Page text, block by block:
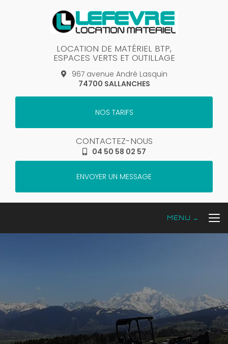
LOCATION DE MATÉRIEL BTP,
ESPACES VERTS ET OUTILLAGE
967 avenue André Lasquin
74700 SALLANCHES
NOS TARIFS
CONTACTEZ-NOUS
04 50 58 02 57
ENVOYER UN MESSAGE